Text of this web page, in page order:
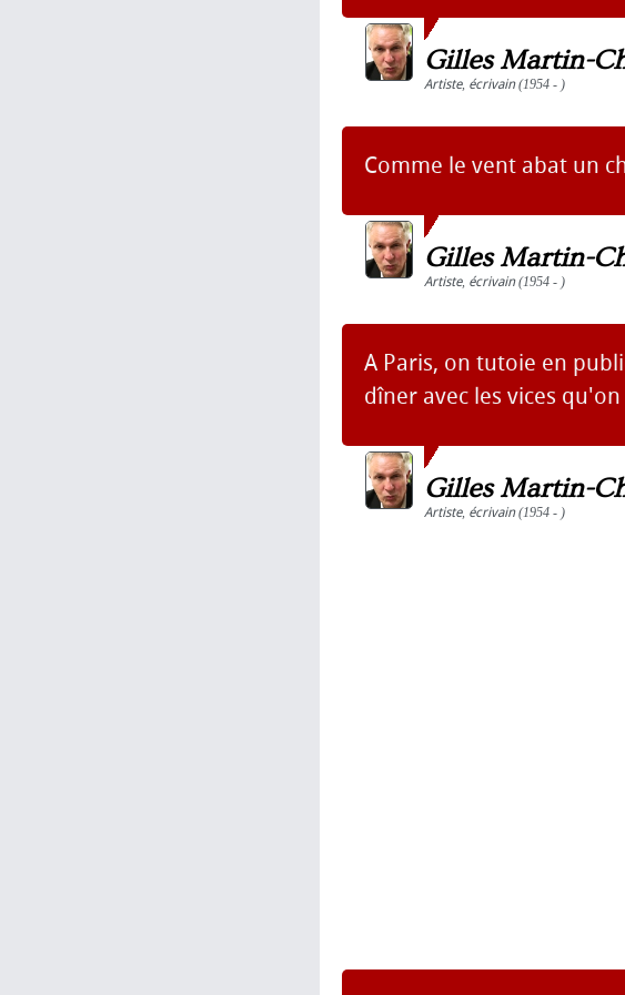
Gilles Martin-
Artiste, écrivain(1954 - )
Comme le vent abat un
Gilles Martin-
Artiste, écrivain(1954 - )
A Paris, on tutoie en
dîner avec les vices
Gilles Martin-
Artiste, écrivain(1954 - )